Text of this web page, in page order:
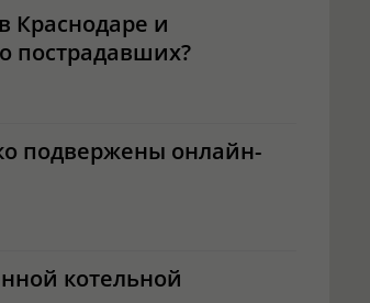
Краснодаре и
пострадавших?
подвержены онлайн-
котельной